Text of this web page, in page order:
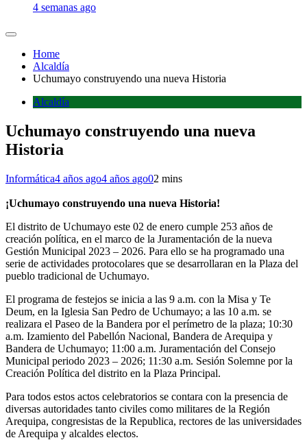
4 semanas ago
Home
Alcaldía
Uchumayo construyendo una nueva Historia
Alcaldía
Uchumayo construyendo una nueva
Historia
Informática4 años ago4 años ago02 mins
¡Uchumayo construyendo una nueva Historia!
El distrito de Uchumayo este 02 de enero cumple 253 años de
creación política, en el marco de la Juramentación de la nueva
Gestión Municipal 2023 – 2026. Para ello se ha programado una
serie de actividades protocolares que se desarrollaran en la Plaza del
pueblo tradicional de Uchumayo.
El programa de festejos se inicia a las 9 a.m. con la Misa y Te
Deum, en la Iglesia San Pedro de Uchumayo; a las 10 a.m. se
realizara el Paseo de la Bandera por el perímetro de la plaza; 10:30
a.m. Izamiento del Pabellón Nacional, Bandera de Arequipa y
Bandera de Uchumayo; 11:00 a.m. Juramentación del Consejo
Municipal periodo 2023 – 2026; 11:30 a.m. Sesión Solemne por la
Creación Política del distrito en la Plaza Principal.
Para todos estos actos celebratorios se contara con la presencia de
diversas autoridades tanto civiles como militares de la Región
Arequipa, congresistas de la Republica, rectores de las universidades
de Arequipa y alcaldes electos.